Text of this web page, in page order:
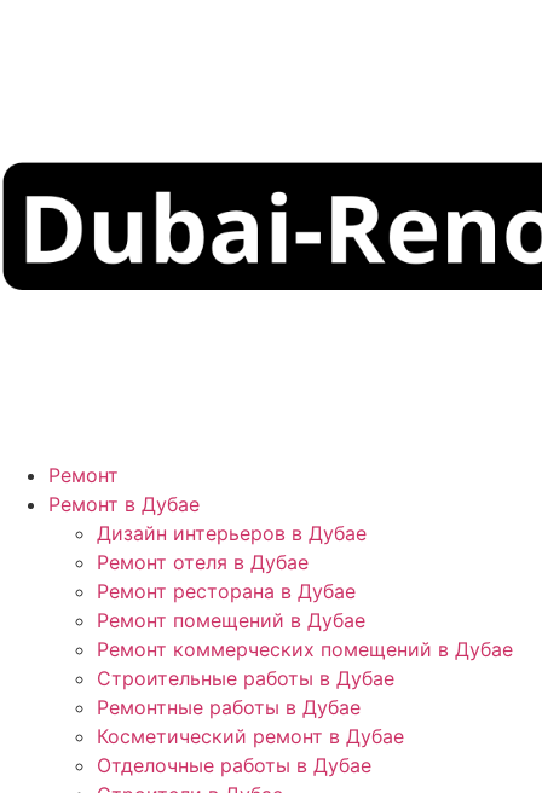
Ремонт
Ремонт в Дубае
Дизайн интерьеров в Дубае
Ремонт отеля в Дубае
Ремонт ресторана в Дубае
Ремонт помещений в Дубае
Ремонт коммерческих помещений в Дубае
Строительные работы в Дубае
Ремонтные работы в Дубае
Косметический ремонт в Дубае
Отделочные работы в Дубае